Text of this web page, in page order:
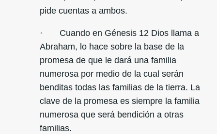
pide cuentas a ambos.
· Cuando en Génesis 12 Dios llama a
Abraham, lo hace sobre la base de la
promesa de que le dará una familia
numerosa por medio de la cual serán
benditas todas las familias de la tierra. La
clave de la promesa es siempre la familia
numerosa que será bendición a otras
familias.